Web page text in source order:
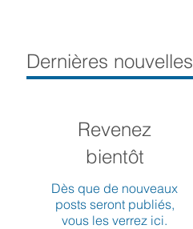
Dernières nouvelles
Revenez
bientôt
Dès que de nouveaux
posts seront publiés,
vous les verrez ici.